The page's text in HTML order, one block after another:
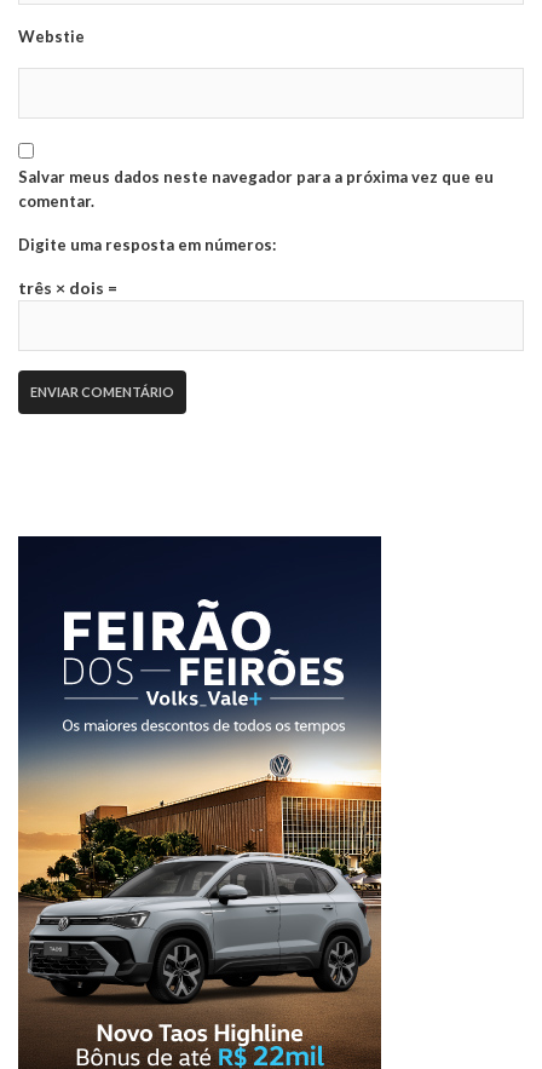
Webstie
Salvar meus dados neste navegador para a próxima vez que eu
comentar.
Digite uma resposta em números:
três × dois =